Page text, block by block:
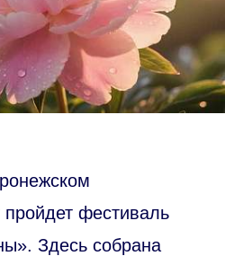
пройдет фестиваль
Здесь собрана